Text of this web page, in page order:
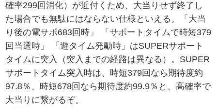
確率299回消化）が近付くため、大当りせず終了し
た場合でも無駄にはならない仕様といえる。「大当
り後の電サポ683回時」 「サポートタイムで時短379
回当選時」 「遊タイム発動時」はSUPERサポート
タイムに突入（突入までの経路は異なる）。SUPER
サポートタイム突入時は、時短379回なら期待度約
97.8％、時短678回なら期待度約99.9％と、高確率で
大当りに繋がるぞ。